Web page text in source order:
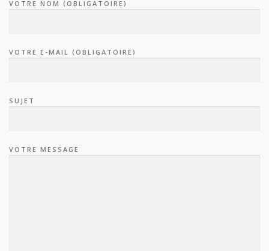
VOTRE NOM (OBLIGATOIRE)
VOTRE E-MAIL (OBLIGATOIRE)
SUJET
VOTRE MESSAGE